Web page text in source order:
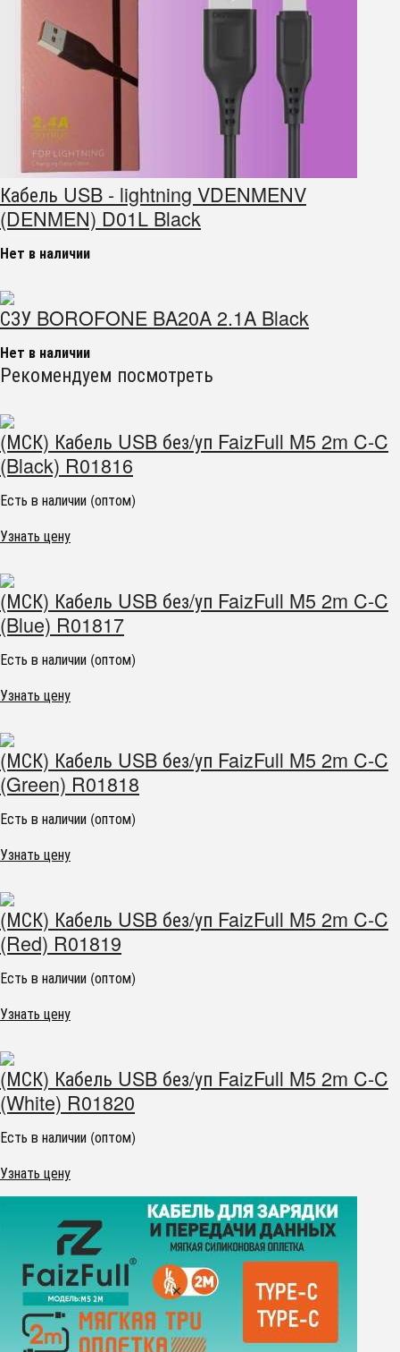
Кабель USB - lightning VDENMENV
(DENMEN) D01L Black
Нет в наличии
СЗУ BOROFONE BA20A 2.1A Black
Нет в наличии
Рекомендуем посмотреть
(МСК) Кабель USB без/уп FaizFull M5 2m C-C
(Black) R01816
Есть в наличии (оптом)
Узнать цену
(МСК) Кабель USB без/уп FaizFull M5 2m C-C
(Blue) R01817
Есть в наличии (оптом)
Узнать цену
(МСК) Кабель USB без/уп FaizFull M5 2m C-C
(Green) R01818
Есть в наличии (оптом)
Узнать цену
(МСК) Кабель USB без/уп FaizFull M5 2m C-C
(Red) R01819
Есть в наличии (оптом)
Узнать цену
(МСК) Кабель USB без/уп FaizFull M5 2m C-C
(White) R01820
Есть в наличии (оптом)
Узнать цену